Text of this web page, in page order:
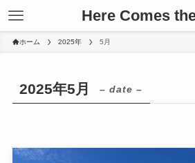
Here Comes
ホーム 2025年 5月
2025年5月 – date –